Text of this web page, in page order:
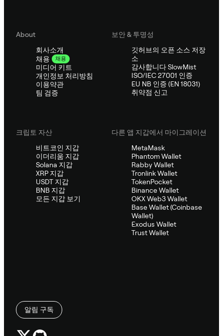
About
회사소개
채용
채용
미디어 키트
개인정보 처리방침
이용약관
팀 검증
보안 & 투명성
깃허브의 오픈 소스 저장
소
감사합니다 SlowMist
ISO/IEC 27001 인증
EU NB 인증 (EN 18031)
취약점 신고
크립토 자산
비트코인 지갑
이더리움 지갑
Solana 지갑
XRP 지갑
USDT 지갑
BNB 지갑
모든 지갑 보기
다른 앱 지갑에서 마이그레이션
MetaMask
Phantom Wallet
Rabby Wallet
Tronlink Wallet
TokenPocket
Binance Wallet
OKX Web3 Wallet
Base Wallet (Coinbase
Wallet)
Exodus Wallet
Trust Wallet
알림 구독